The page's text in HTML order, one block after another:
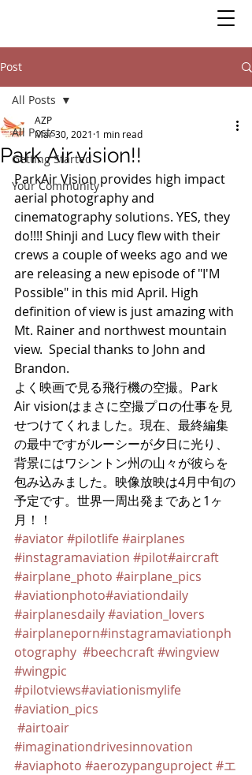
Post
All Posts
Getting Started
Your Community
All Posts
Park Air vision!!
AZP
Mar 30, 2021 1 min read
ParkAir Vision provides high impact
aerial photography and
cinematography solutions. YES, they
do!!!! Shinji and Lucy flew with their
crews a couple of weeks ago and we
are releasing a new episode of "I'M
Possible" in this mid April. High
definition of view is just amazing with
Mt. Rainer and northwest mountain
view.  Special thanks to John and
Brandon.
よく映画で見る飛行機の空撮。Park
Air visionはまさに空撮プロの仕事を見
せつけてくれました。現在、最終編集
の最中ですがルーシーが夕日に光り、
背景にはワシントン州の山々が彼らを
包み込みました。映像放映は4月中旬の
予定です。世界一周出発まであと1ヶ
月！！
#aviator#pilotlife #airplanes
#instagramaviation #pilot#aircraft
#airplane_photo #airplane_pics
#aviationphoto#aviationdaily
#airplanesdaily#aviation_lovers
#airplaneporn#instagramaviationph
otography #beechcraft#wingview
#wingpic
#pilotviews#aviationismylife
#aviation_pics
#airtoair
#imaginationdrivesinnovation
#aviaphoto #aerozypanguproject#エ